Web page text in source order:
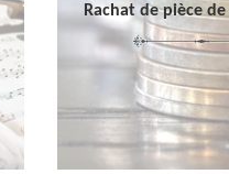
Rachat de pièce